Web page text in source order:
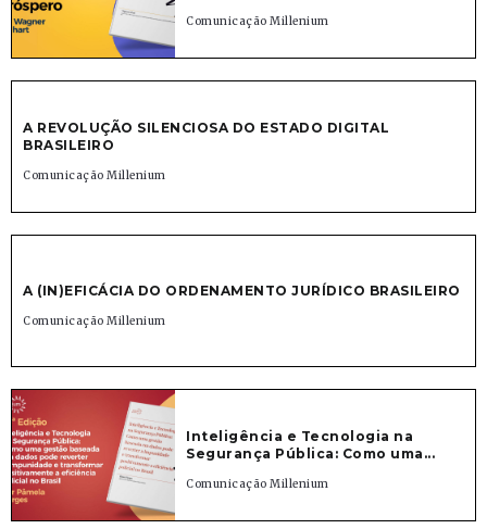
Comunicação Millenium
A REVOLUÇÃO SILENCIOSA DO ESTADO DIGITAL
BRASILEIRO
Comunicação Millenium
A (IN)EFICÁCIA DO ORDENAMENTO JURÍDICO BRASILEIRO
Comunicação Millenium
Inteligência e Tecnologia na
Segurança Pública: Como uma...
Comunicação Millenium